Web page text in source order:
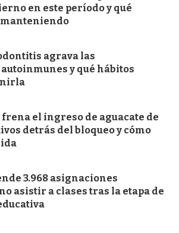
en este período y qué
manteniendo
agrava las
y qué hábitos
frena el ingreso de aguacate de
detrás del bloqueo y cómo
3.968 asignaciones
asistir a clases tras la etapa de